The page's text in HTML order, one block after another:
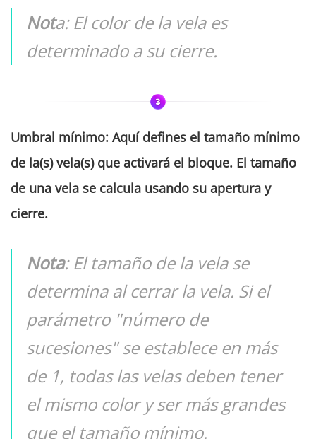
Nota:El color de la vela es
determinado a su cierre.
Umbral mínimo: Aquí defines el tamaño mínimo
de la(s) vela(s) que activará el bloque. El tamaño
de una vela se calcula usando su apertura y
cierre.
Nota:El tamaño de la vela se
determina al cerrar la vela. Si el
parámetro "número de
sucesiones" se establece en más
de 1, todas las velas deben tener
el mismo color y ser más grandes
que el tamaño mínimo.